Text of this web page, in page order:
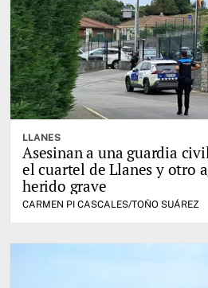
LLANES
Asesinan a una guardia
el cuartel de Llanes y otro
herido grave
CARMEN PI CASCALES/TOÑO SUÁREZ